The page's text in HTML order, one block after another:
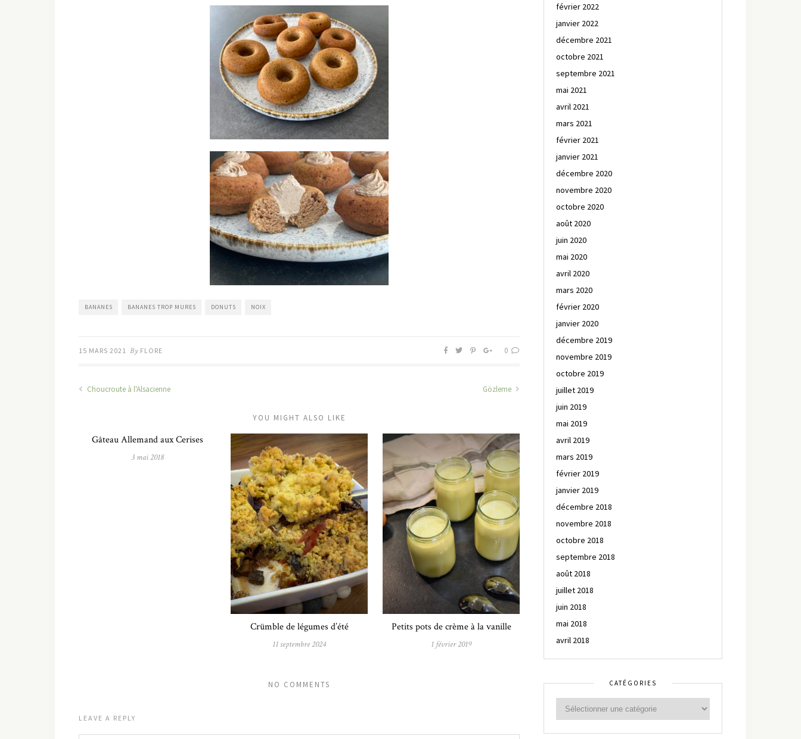
BANANES BANANES TROP MURES DONUTS NOIX
15 MARS 2021 By FLORE 0
Choucroute à l'Alsacienne Gözleme
YOU MIGHT ALSO LIKE
Gâteau Allemand aux Cerises
3 mai 2018
Crümble de légumes d’été
11 septembre 2024
Petits pots de crème à la vanille
1 février 2019
NO COMMENTS
LEAVE A REPLY
février 2022
janvier 2022
décembre 2021
octobre 2021
septembre 2021
mai 2021
avril 2021
mars 2021
février 2021
janvier 2021
décembre 2020
novembre 2020
octobre 2020
août 2020
juin 2020
mai 2020
avril 2020
mars 2020
février 2020
janvier 2020
décembre 2019
novembre 2019
octobre 2019
juillet 2019
juin 2019
mai 2019
avril 2019
mars 2019
février 2019
janvier 2019
décembre 2018
novembre 2018
octobre 2018
septembre 2018
août 2018
juillet 2018
juin 2018
mai 2018
avril 2018
CATÉGORIES